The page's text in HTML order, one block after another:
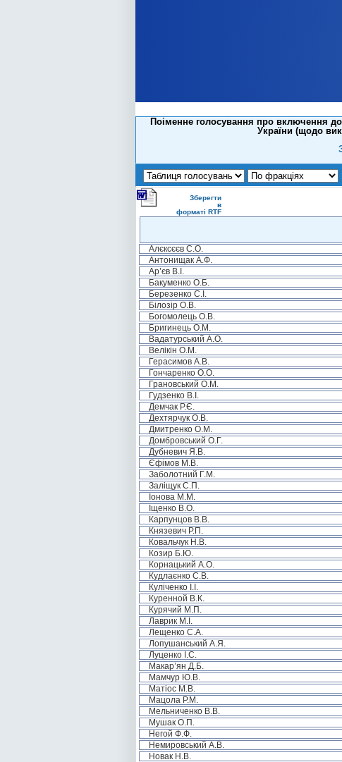
Поіменне голосування про включення до
України (щодо
Зберегти
в
форматі RTF
Алєксєєв С.О.
Антонищак А.Ф.
Ар’єв В.І.
Бакуменко О.Б.
Березенко С.І.
Білозір О.В.
Богомолець О.В.
Бригинець О.М.
Вадатурський А.О.
Велікін О.М.
Герасимов А.В.
Гончаренко О.О.
Грановський О.М.
Гудзенко В.І.
Демчак Р.Є.
Дехтярчук О.В.
Дмитренко О.М.
Домбровський О.Г.
Дубневич Я.В.
Єфімов М.В.
Заболотний Г.М.
Заліщук С.П.
Іонова М.М.
Іщенко В.О.
Карпунцов В.В.
Князевич Р.П.
Ковальчук Н.В.
Козир Б.Ю.
Корнацький А.О.
Кудлаєнко С.В.
Куліченко І.І.
Куренной В.К.
Курячий М.П.
Лаврик М.І.
Лещенко С.А.
Лопушанський А.Я.
Луценко І.С.
Макар’ян Д.Б.
Мамчур Ю.В.
Матіос М.В.
Мацола Р.М.
Мельниченко В.В.
Мушак О.П.
Негой Ф.Ф.
Немировський А.В.
Новак Н.В.